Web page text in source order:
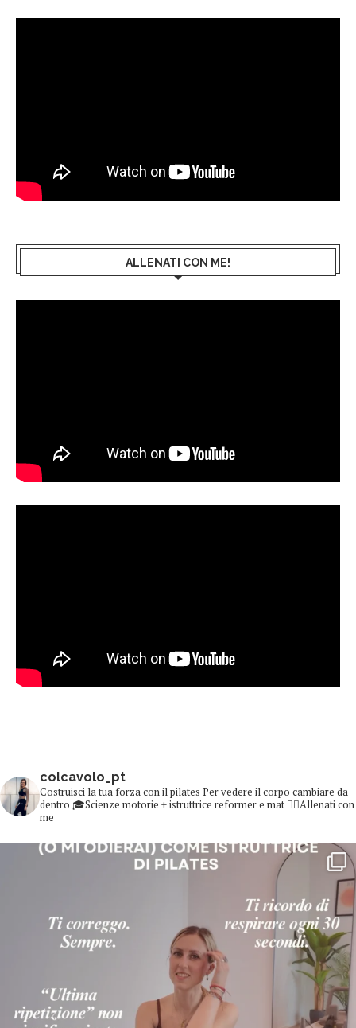
ALLENATI CON ME!
colcavolo_pt
Costruisci la tua forza con il pilates Per vedere il corpo cambiare da
dentro 🎓Scienze motorie + istruttrice reformer e mat 👇🏻Allenati con
me